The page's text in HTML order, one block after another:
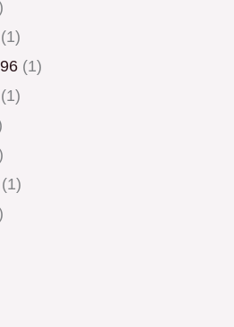
(1)
(1)
(1)
(1)